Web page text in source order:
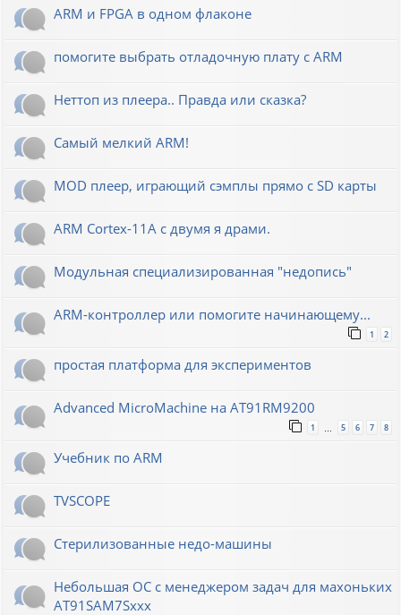
ARM и FPGA в одном флаконе
помогите выбрать отладочную плату с ARM
Неттоп из плеера.. Правда или сказка?
Самый мелкий ARM!
MOD плеер, играющий сэмплы прямо с SD карты
ARM Cortex-11A с двумя я драми.
Модульная специализированная "недопись"
ARM-контроллер или помогите начинающему...
1 2
простая платформа для экспериментов
Advanced MicroMachine на AT91RM9200
1 5 6 7 8
Учебник по ARM
TVSCOPE
Стерилизованные недо-машины
Небольшая ОС с менеджером задач для махоньких
AT91SAM7Sxxx